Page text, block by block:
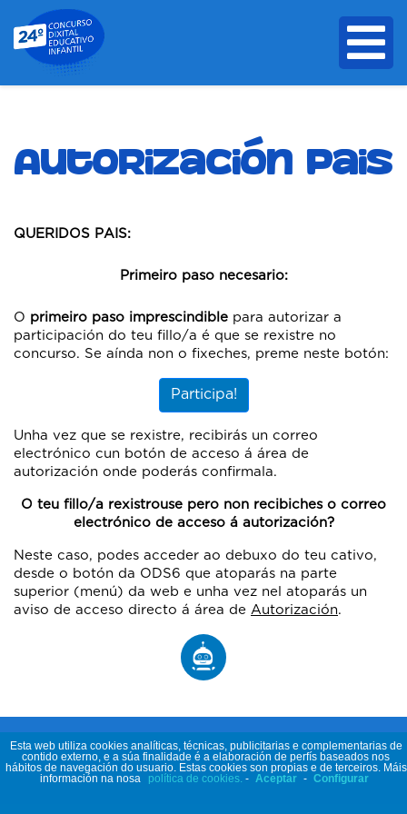
Autorización Pais
QUERIDOS PAIS:
Primeiro paso necesario:
O primeiro paso imprescindible para autorizar a
participación do teu fillo/a é que se rexistre no
concurso. Se aínda non o fixeches, preme neste botón:
Participa!
Unha vez que se rexistre, recibirás un correo
electrónico cun botón de acceso á área de
autorización onde poderás confirmala.
O teu fillo/a rexistrouse pero non recibiches o correo
electrónico de acceso á autorización?
Neste caso, podes acceder ao debuxo do teu cativo,
desde o botón da ODS6 que atoparás na parte
superior (menú) da web e unha vez nel atoparás un
aviso de acceso directo á área de Autorización.
Esta web utiliza cookies analíticas, técnicas, publicitarias e complementarias de
contido externo, e a súa finalidade é a elaboración de perfís baseados nos
hábitos de navegación do usuario. Estas cookies son propias e de terceiros. Máis
información na nosa
política de cookies. - Aceptar - Configurar